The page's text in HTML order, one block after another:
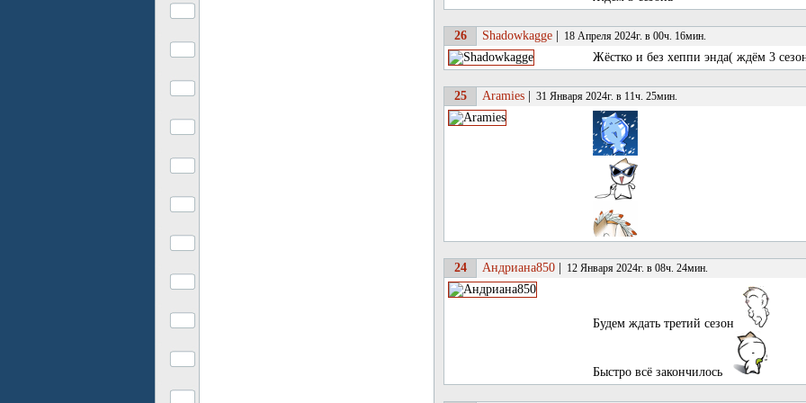
26 Shadowkagge 18 Апреля 2024г. в 00ч. 16мин.
Жёстко и без хеппи энда( ждём 3
25 Aramies 31 Января 2024г. в 11ч. 25мин.
24 Андриана850 12 Января 2024г. в 08ч. 24мин.
Будем ждать третий сезон
Быстро всё закончилось